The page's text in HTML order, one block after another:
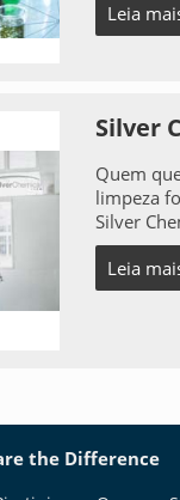
Leia
Silver
Quem
limpeza
Silver
Leia
the Difference